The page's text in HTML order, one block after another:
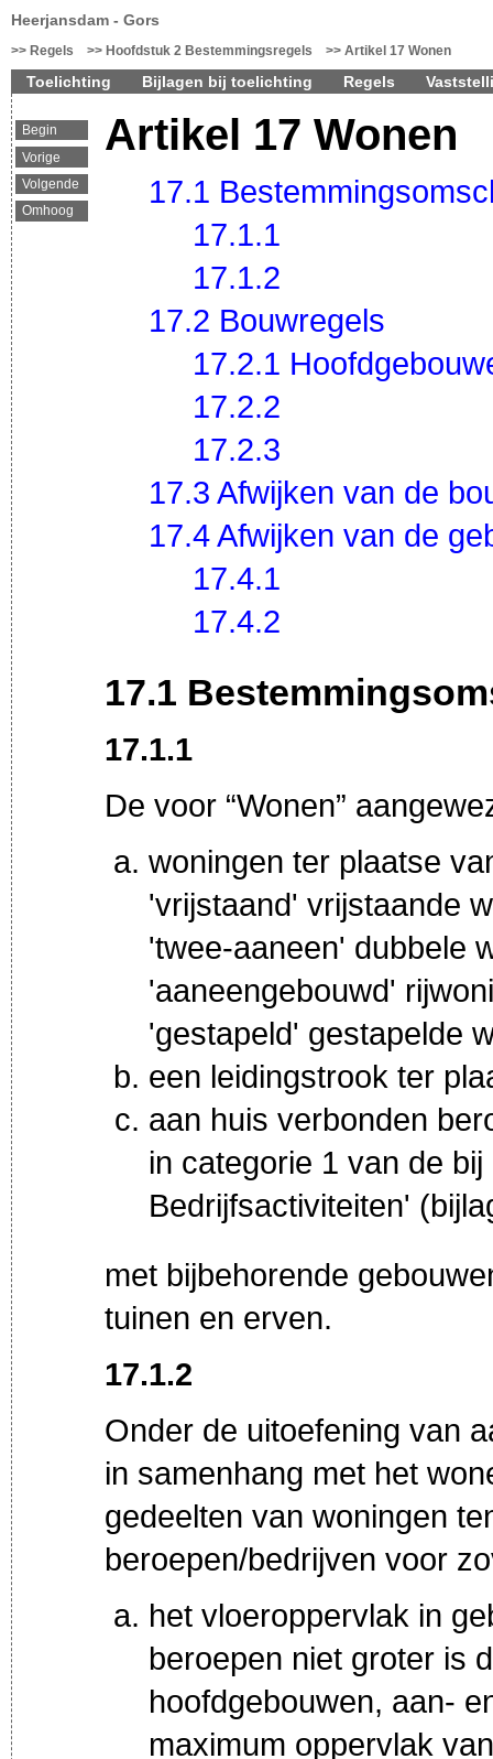
Heerjansdam - Gors
Regels Hoofdstuk 2 Bestemmingsregels Artikel 17 Wonen
Toelichting Bijlagen bij toelichting Regels
Begin
Vorige
Volgende
Omhoog
Artikel 17 Wonen
17.1
17.1.1
17.1.2
17.2 Bouwregels
17.2.1
17.2.2
17.2.3
17.3 Afwijken van de
17.4 Afwijken van de
17.4.1
17.4.2
17.1
17.1.1
De voor “Wonen”
woningen ter plaatse
'vrijstaand' vrijstaande
'twee-aaneen' dubbele
'aaneengebouwd'
'gestapeld' gestapelde
een leidingstrook ter
aan huis verbonden
in categorie 1 van de
Bedrijfsactiviteiten'
met bijbehorende
tuinen en erven.
17.1.2
Onder de uitoefening van
in samenhang met het
gedeelten van woningen
beroepen/bedrijven voor
het vloeroppervlak in
beroepen niet groter is
hoofdgebouwen, aan-
maximum oppervlak